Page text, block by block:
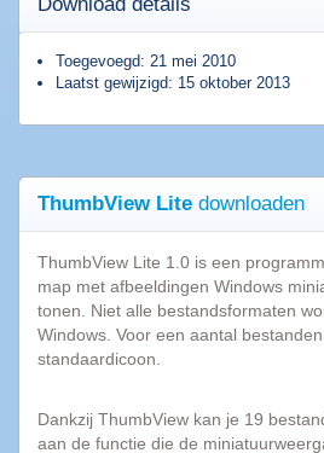
software
Beveiligings
software
Torrent
software
Bestanden
comprimeren
Computer
onderhoud
Alle
software
Toegevoegd: 21 mei 2010
Laatst gewijzigd: 15 oktober 2013
ThumbView Lite downloaden
ThumbView Lite 1.0 is een
map met afbeeldingen Windows
tonen. Niet alle bestandsformaten
Windows. Voor een aantal
standaardicoon.
Dankzij ThumbView kan je 19
aan de functie die de